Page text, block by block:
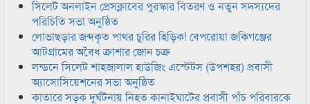
সিলেট অনলাইন প্রেসক্লাবের পুরস্কার বিতরণ ও নতুন সদস্যদের
পরিচিতি সভা অনুষ্ঠিত
লোভাছড়ার জব্দকৃত পাথর চুরির হিড়িক! বেপরোয়া জকিগঞ্জের
আটগ্রামের অবৈধ ক্রাশার জোন চক্র
লন্ডনে সিলেট শাহজালাল হাউজিং এস্টেটস (উপশহর) প্রবাসী
অ্যাসোসিয়েশনের সভা অনুষ্ঠিত
কাতারে সড়ক দুর্ঘটনায় নিহত কানাইঘাটের প্রবাসী পাঁচ পরিবারকে